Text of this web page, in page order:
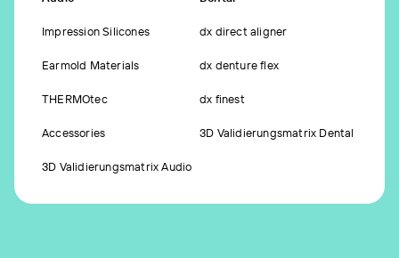
Impression Silicones
Earmold Materials
THERMOtec
Accessories
3D Validierungsmatrix Audio
dx direct aligner
dx denture flex
dx finest
3D Validierungsmatrix Dental